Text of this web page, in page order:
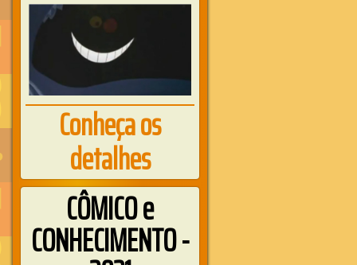
Conheça os
detalhes
CÔMICO e
CONHECIMENTO -